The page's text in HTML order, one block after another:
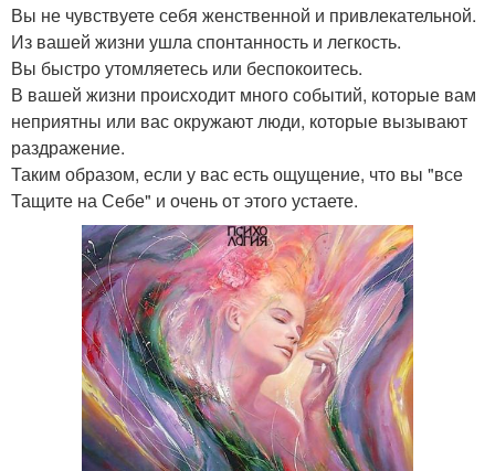
Вы не чувствуете себя женственной и привлекательной.
Из вашей жизни ушла спонтанность и легкость.
Вы быстро утомляетесь или беспокоитесь.
В вашей жизни происходит много событий, которые вам
неприятны или вас окружают люди, которые вызывают
раздражение.
Таким образом, если у вас есть ощущение, что вы "все
Тащите на Себе" и очень от этого устаете.